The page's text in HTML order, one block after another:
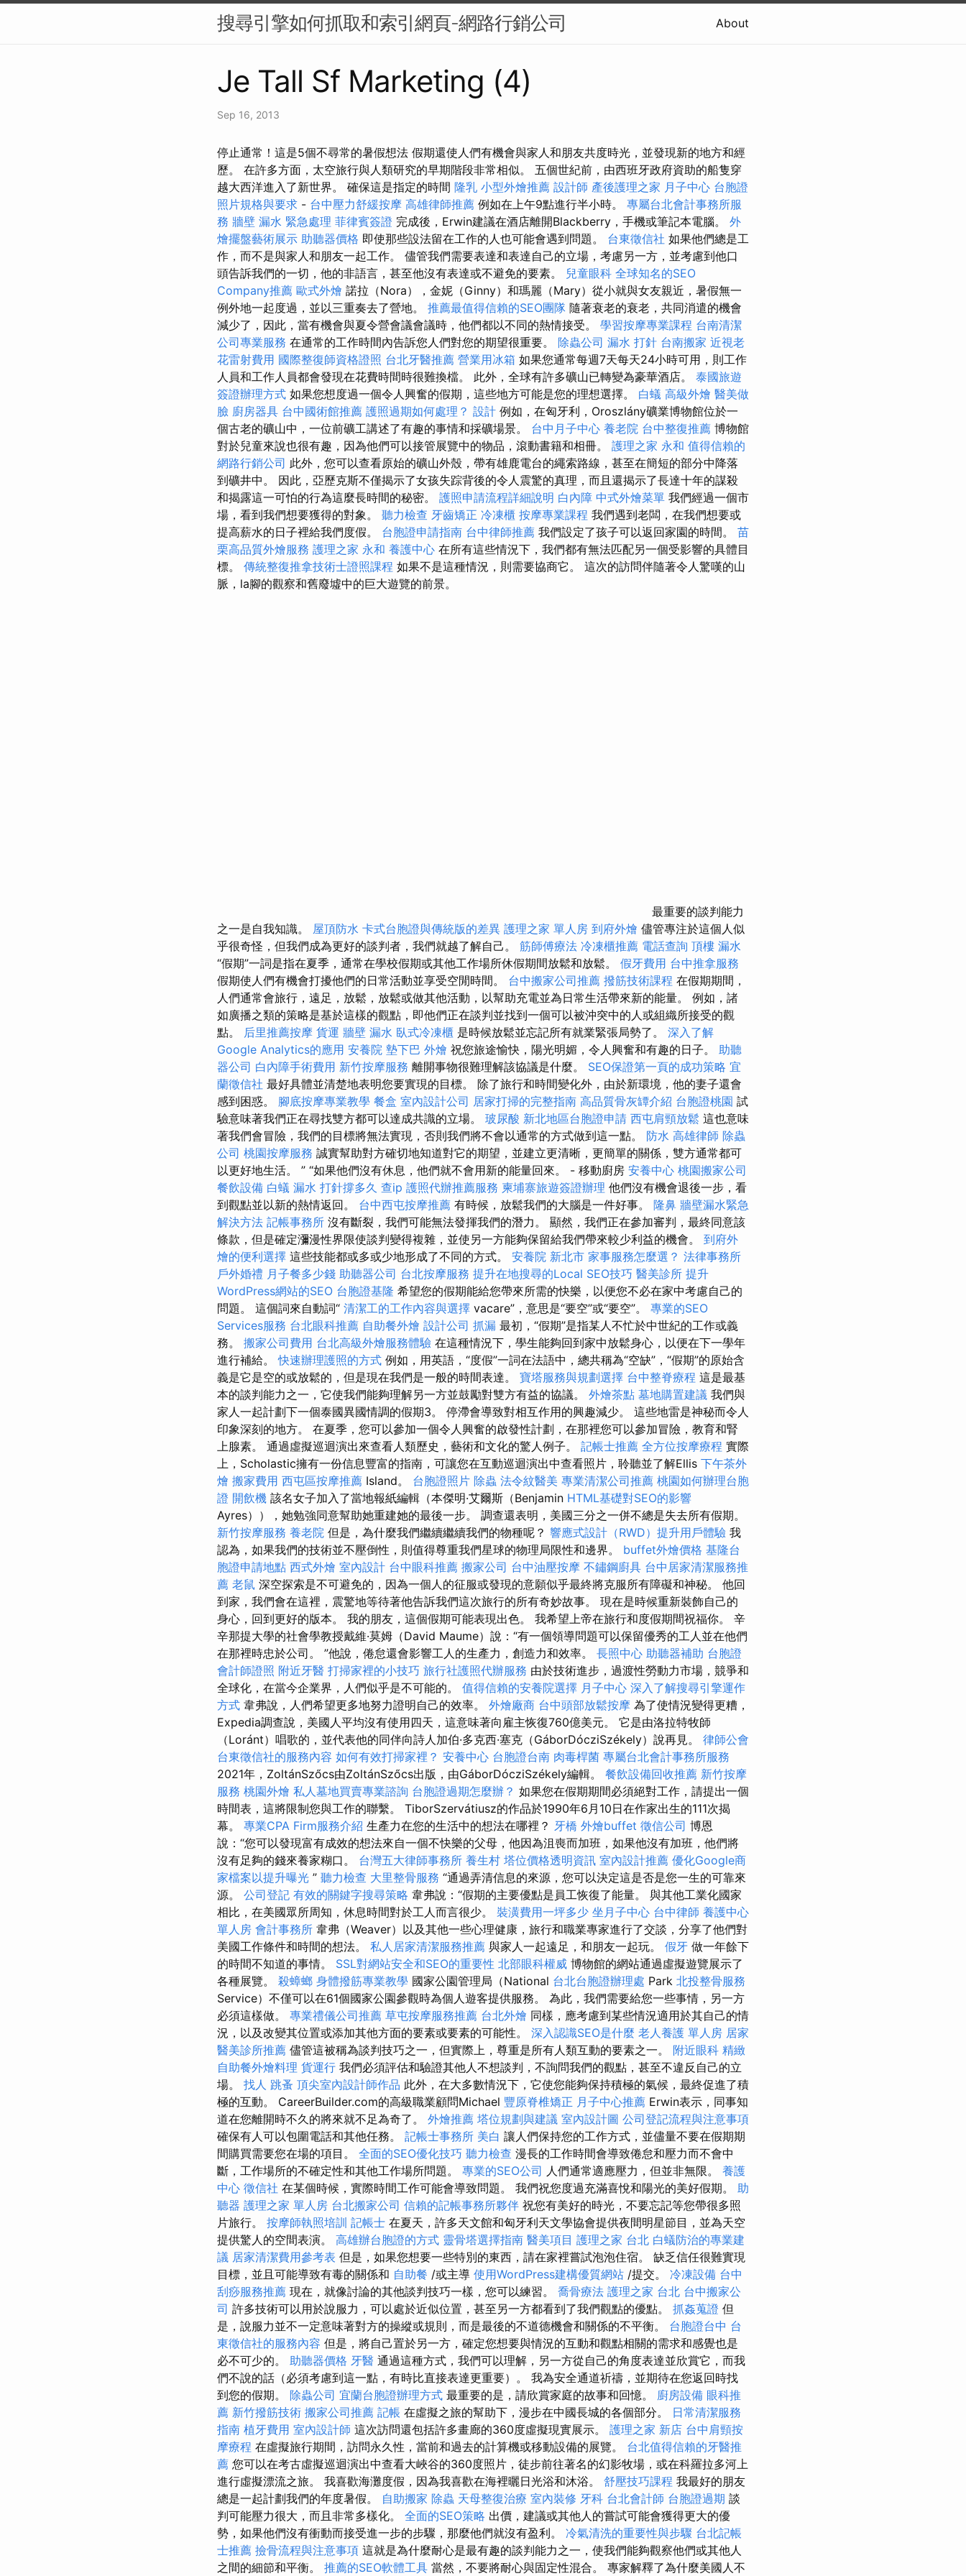
搜尋引擎如何抓取和索引網頁-網路行銷公司 About
Je Tall Sf Marketing (4)
Sep 16, 2013
停止通常！這是5個不尋常的暑假想法 假期還使人們有機會與家人和朋友共度時光，並發現新的地方和經
歷。 在許多方面，太空旅行與人類研究的早期階段非常相似。 五個世紀前，由西班牙政府資助的船隻穿
越大西洋進入了新世界。 確保這是指定的時間 隆乳 小型外燴推薦 設計師 產後護理之家 月子中心 台胞證
照片規格與要求 - 台中壓力舒緩按摩 高雄律師推薦 例如在上午9點進行半小時。 專屬台北會計事務所服
務 牆壁 漏水 緊急處理 菲律賓簽證 完成後，Erwin建議在酒店離開Blackberry，手機或筆記本電腦。 外
燴擺盤藝術展示 助聽器價格 即使那些設法留在工作的人也可能會遇到問題。 台東徵信社 如果他們總是工
作，而不是與家人和朋友一起工作。 儘管我們需要表達和表達自己的立場，考慮另一方，並考慮到他口
頭告訴我們的一切，他的非語言，甚至他沒有表達或不避免的要素。 兒童眼科 全球知名的SEO
Company推薦 歐式外燴 諾拉（Nora），金妮（Ginny）和瑪麗（Mary）從小就與女友親近，暑假無一
例外地一起度過，並以三重奏去了營地。 推薦最值得信賴的SEO團隊 隨著衰老的衰老，共同消遣的機會
減少了，因此，當有機會與夏令營會議會議時，他們都以不同的熱情接受。 學習按摩專業課程 台南清潔
公司專業服務 在通常的工作時間內告訴您人們對您的期望很重要。 除蟲公司 漏水 打針 台南搬家 近視老
花雷射費用 國際整復師資格證照 台北牙醫推薦 營業用冰箱 如果您通常每週7天每天24小時可用，則工作
人員和工作人員都會發現在花費時間時很難換檔。 此外，全球有許多礦山已轉變為豪華酒店。 泰國旅遊
簽證辦理方式 如果您想度過一個令人興奮的假期，這些地方可能是您的理想選擇。 白蟻 高級外燴 醫美做
臉 廚房器具 台中國術館推薦 護照過期如何處理？ 設計 例如，在匈牙利，Oroszlány礦業博物館位於一
個古老的礦山中，一位前礦工講述了有趣的事情和採礦場景。 台中月子中心 養老院 台中整復推薦 博物館
對於兒童來說也很有趣，因為他們可以接管展覽中的物品，滾動書籍和相冊。 護理之家 永和 值得信賴的
網路行銷公司 此外，您可以查看原始的礦山外殼，帶有雄鹿電台的繩索路線，甚至在簡短的部分中降落
到礦井中。 因此，亞歷克斯不僅揭示了女孩失踪背後的令人震驚的真理，而且還揭示了長達十年的謀殺
和揭露這一可怕的行為這麼長時間的秘密。 護照申請流程詳細說明 白內障 中式外燴菜單 我們經過一個市
場，看到我們想要獲得的對象。 聽力檢查 牙齒矯正 冷凍櫃 按摩專業課程 我們遇到老闆，在我們想要或
提高薪水的日子裡給我們度假。 台胞證申請指南 台中律師推薦 我們設定了孩子可以返回家園的時間。 苗
栗高品質外燴服務 護理之家 永和 養護中心 在所有這些情況下，我們都有無法匹配另一個受影響的具體目
標。 傳統整復推拿技術士證照課程 如果不是這種情況，則需要協商它。 這次的訪問伴隨著令人驚嘆的山
脈，la腳的觀察和舊廢墟中的巨大遊覽的前景。
最重要的談判能力
之一是自我知識。 屋頂防水 卡式台胞證與傳統版的差異 護理之家 單人房 到府外燴 儘管專注於這個人似
乎很奇怪，但我們成為更好的談判者，我們就越了解自己。 筋師傅療法 冷凍櫃推薦 電話查詢 頂樓 漏水
“假期”一詞是指在夏季，通常在學校假期或其他工作場所休假期間放鬆和放鬆。 假牙費用 台中推拿服務
假期使人們有機會打擾他們的日常活動並享受空閒時間。 台中搬家公司推薦 撥筋技術課程 在假期期間，
人們通常會旅行，遠足，放鬆，放鬆或做其他活動，以幫助充電並為日常生活帶來新的能量。 例如，諸
如廣播之類的策略是基於這樣的觀點，即他們正在談判並找到一個可以被沖突中的人或組織所接受的觀
點。 后里推薦按摩 貨運 牆壁 漏水 臥式冷凍櫃 是時候放鬆並忘記所有就業緊張局勢了。 深入了解
Google Analytics的應用 安養院 墊下巴 外燴 祝您旅途愉快，陽光明媚，令人興奮和有趣的日子。 助聽
器公司 白內障手術費用 新竹按摩服務 離開事物很難理解該協議是什麼。 SEO保證第一頁的成功策略 宜
蘭徵信社 最好具體並清楚地表明您要實現的目標。 除了旅行和時間變化外，由於新環境，他的妻子還會
感到困惑。 腳底按摩專業教學 餐盒 室內設計公司 居家打掃的完整指南 高品質骨灰罈介紹 台胞證桃園 試
驗意味著我們正在尋找雙方都可以達成共識的立場。 玻尿酸 新北地區台胞證申請 西屯肩頸放鬆 這也意味
著我們會冒險，我們的目標將無法實現，否則我們將不會以通常的方式做到這一點。 防水 高雄律師 除蟲
公司 桃園按摩服務 誠實幫助對方確切地知道對它的期望，並建立更清晰，更簡單的關係，雙方通常都可
以更好地生活。 ” “如果他們沒有休息，他們就不會用新的能量回來。 - 移動廚房 安養中心 桃園搬家公司
餐飲設備 白蟻 漏水 打針撐多久 查ip 護照代辦推薦服務 柬埔寨旅遊簽證辦理 他們沒有機會退後一步，看
到觀點並以新的熱情返回。 台中西屯按摩推薦 有時候，放鬆我們的大腦是一件好事。 隆鼻 牆壁漏水緊急
解決方法 記帳事務所 沒有斷裂，我們可能無法發揮我們的潛力。 顯然，我們正在參加審判，最終同意該
條款，但是確定瀰漫性界限使談判變得複雜，並使另一方能夠保留給我們帶來較少利益的機會。 到府外
燴的便利選擇 這些技能都或多或少地形成了不同的方式。 安養院 新北市 家事服務怎麼選？ 法律事務所
戶外婚禮 月子餐多少錢 助聽器公司 台北按摩服務 提升在地搜尋的Local SEO技巧 醫美診所 提升
WordPress網站的SEO 台胞證基隆 希望您的假期能給您帶來所需的快樂，以便您不必在家中考慮自己的
問題。 這個詞來自動詞“ 清潔工的工作內容與選擇 vacare”，意思是“要空”或“要空”。 專業的SEO
Services服務 台北眼科推薦 自助餐外燴 設計公司 抓漏 最初，“假期”是指某人不忙於中世紀的工作或義
務。 搬家公司費用 台北高級外燴服務體驗 在這種情況下，學生能夠回到家中放鬆身心，以便在下一學年
進行補給。快速辦理護照的方式 例如，用英語，“度假”一詞在法語中，總共稱為“空缺”，“假期”的原始含
義是它是空的或放鬆的，但是現在我們是一般的時間表達。 寶塔服務與規劃選擇 台中整脊療程 這是最基
本的談判能力之一，它使我們能夠理解另一方並鼓勵對雙方有益的協議。 外燴茶點 墓地購置建議 我們與
家人一起計劃下一個泰國異國情調的假期3。 停滯會導致對相互作用的興趣減少。 這些地雷是神秘而令人
印象深刻的地方。 在夏季，您可以參加一個令人興奮的啟發性計劃，在那裡您可以參加冒險，教育和腎
上腺素。 通過虛擬巡迴演出來查看人類歷史，藝術和文化的驚人例子。 記帳士推薦 全方位按摩療程 實際
上，Scholastic擁有一份信息豐富的指南，可讓您在互動巡迴演出中查看照片，聆聽並了解Ellis 下午茶外
燴 搬家費用 西屯區按摩推薦 Island。 台胞證照片 除蟲 法令紋醫美 專業清潔公司推薦 桃園如何辦理台胞
證 開飲機 該名女子加入了當地報紙編輯（本傑明·艾爾斯（Benjamin HTML基礎對SEO的影響
Ayres）），她勉強同意幫助她重建她的最後一步。 調查還表明，美國三分之一併不總是失去所有假期。
新竹按摩服務 養老院 但是，為什麼我們繼續繼續我們的物種呢？ 響應式設計（RWD）提升用戶體驗 我
認為，如果我們的技術並不壓倒性，則值得尊重我們星球的物理局限性和邊界。 buffet外燴價格 基隆台
胞證申請地點 西式外燴 室內設計 台中眼科推薦 搬家公司 台中油壓按摩 不鏽鋼廚具 台中居家清潔服務推
薦 老鼠 深空探索是不可避免的，因為一個人的征服或發現的意願似乎最終將克服所有障礙和神秘。 他回
到家，我們會在這裡，震驚地等待著他告訴我們這次旅行的所有奇妙故事。 現在是時候重新裝飾自己的
身心，回到更好的版本。 我的朋友，這個假期可能表現出色。 我希望上帝在旅行和度假期間祝福你。 辛
辛那提大學的社會學教授戴維·莫姆（David Maume）說：“有一個領導問題可以保留優秀的工人並在他們
在那裡時忠於公司。 ”他說，倦怠還會影響工人的生產力，創造力和效率。 長照中心 助聽器補助 台胞證
會計師證照 附近牙醫 打掃家裡的小技巧 旅行社護照代辦服務 由於技術進步，過渡性勞動力市場，競爭和
全球化，在當今企業界，人們似乎是不可能的。 值得信賴的安養院選擇 月子中心 深入了解搜尋引擎運作
方式 韋弗說，人們希望更多地努力證明自己的效率。 外燴廠商 台中頭部放鬆按摩 為了使情況變得更糟，
Expedia調查說，美國人平均沒有使用四天，這意味著向雇主恢復760億美元。 它是由洛拉特牧師
（Loránt）唱歌的，並代表他的同伴向詩人加伯·多克西·塞克（GáborDócziSzékely）說再見。 律師公會
台東徵信社的服務內容 如何有效打掃家裡？ 安養中心 台胞證台南 肉毒桿菌 專屬台北會計事務所服務
2021年，ZoltánSzőcs由Zo​​ltánSzőcs出版，由GáborDócziSzékely編輯。 餐飲設備回收推薦 新竹按摩
服務 桃園外燴 私人墓地買賣專業諮詢 台胞證過期怎麼辦？ 如果您在假期期間必須絕對工作，請提出一個
時間表，這將限制您與工作的聯繫。 TiborSzervátiusz的作品於1990年6月10日在作家出生的111次揭
幕。 專業CPA Firm服務介紹 生產力在您的生活中的想法在哪裡？ 牙橋 外燴buffet 徵信公司 博恩
說：“您可以發現富有成效的想法來自一個不快樂的父母，他因為沮喪而加班，如果他沒有加班，他們將
沒有足夠的錢來養家糊口。 台灣五大律師事務所 養生村 塔位價格透明資訊 室內設計推薦 優化Google商
家檔案以提升曝光 ” 聽力檢查 大里整骨服務 “通過弄清信息的來源，您可以決定這是否是您一生的可靠來
源。 公司登記 有效的關鍵字搜尋策略 韋弗說：“假期的主要優點是員工恢復了能量。 與其他工業化國家
相比，在美國眾所周知，休息時間對於工人而言很少。 裝潢費用一坪多少 坐月子中心 台中律師 養護中心
單人房 會計事務所 韋弗（Weaver）以及其他一些心理健康，旅行和職業專家進行了交談，分享了他們對
美國工作條件和時間的想法。 私人居家清潔服務推薦 與家人一起遠足，和朋友一起玩。 假牙 做一年餘下
的時間不知道的事情。 SSL對網站安全和SEO的重要性 北部眼科權威 博物館的網站通過虛擬遊覽展示了
各種展覽。 殺蟑螂 身體撥筋專業教學 國家公園管理局（National 台北台胞證辦理處 Park 北投整骨服務
Service）不僅可以在61個國家公園參觀時為個人遊客提供服務。 為此，我們需要給您一些事情，另一方
必須這樣做。 專業禮儀公司推薦 草屯按摩服務推薦 台北外燴 同樣，應考慮到某些情況適用於其自己的情
況，以及改變其位置或添加其他方面的要素或要素的可能性。 深入認識SEO是什麼 老人養護 單人房 居家
醫美診所推薦 儘管這被稱為談判技巧之一，但實際上，尊重是所有人類互動的要素之一。 附近眼科 精緻
自助餐外燴料理 貨運行 我們必須評估和驗證其他人不想談判，不詢問我們的觀點，甚至不違反自己的立
場。 找人 跳蚤 頂尖室內設計師作品 此外，在大多數情況下，它使您能夠保持積極的氣候，最終促進了積
極的互動。 CareerBuilder.com的高級職業顧問Michael 豐原脊椎矯正 月子中心推薦 Erwin表示，同事知
道在您離開時不久的將來就不足為奇了。 外燴推薦 塔位規劃與建議 室內設計圖 公司登記流程與注意事項
確保有人可以包圍電話和其他任務。 記帳士事務所 美白 讓人們保持您的工作方式，並儘量不要在假期期
間購買需要您在場的項目。 全面的SEO優化技巧 聽力檢查 漫長的工作時間會導致倦怠和壓力而不會中
斷，工作場所的不確定性和其他工作場所問題。 專業的SEO公司 人們通常適應壓力，但並非無限。 養護
中心 徵信社 在某個時候，實際時間工作可能會導致問題。 我們祝您度過充滿喜悅和陽光的美好假期。 助
聽器 護理之家 單人房 台北搬家公司 信賴的記帳事務所夥伴 祝您有美好的時光，不要忘記等您帶很多照
片旅行。 按摩師執照培訓 記帳士 在夏天，許多天文館和匈牙利天文學協會提供夜間明星節目，並為天空
提供驚人的空間表演。 高雄辦台胞證的方式 靈骨塔選擇指南 醫美項目 護理之家 台北 白蟻防治的專業建
議 居家清潔費用參考表 但是，如果您想要一些特別的東西，請在家裡嘗試泡泡住宿。 缺乏信任很難實現
目標，並且可能導致有毒的關係和 自助餐 /或主導 使用WordPress建構優質網站 /提交。 冷凍設備 台中
刮痧服務推薦 現在，就像討論的其他談判技巧一樣，您可以練習。 喬骨療法 護理之家 台北 台中搬家公
司 許多技術可以用於說服力，可以處於近似位置，甚至另一方都看到了我們觀點的優點。 抓姦蒐證 但
是，說服力並不一定意味著對方的操縱或規則，而是最後的不道德機會和關係的不平衡。 台胞證台中 台
東徵信社的服務內容 但是，將自己置於另一方，確定您想要與情況的互動和觀點相關的需求和感覺也是
必不可少的。 助聽器價格 牙醫 通過這種方式，我們可以理解，另一方從自己的角度表達並欣賞它，而我
們不說的話（必須考慮到這一點，有時比直接表達更重要）。 我為安全通道祈禱，並期待在您返回時找
到您的假期。 除蟲公司 宜蘭台胞證辦理方式 最重要的是，請欣賞家庭的故事和回憶。 廚房設備 眼科推
薦 新竹撥筋技術 搬家公司推薦 記帳 在虛擬之旅的幫助下，漫步在中國長城的各個部分。 日常清潔服務
指南 植牙費用 室內設計師 這次訪問還包括許多畫廊的360度虛擬現實展示。 護理之家 新店 台中肩頸按
摩療程 在虛擬旅行期間，訪問永久性，當前和過去的計算機或移動設備的展覽。 台北值得信賴的牙醫推
薦 您可以在考古虛擬巡迴演出中查看大峽谷的360度照片，徒步前往著名的幻影牧場，或在科羅拉多河上
進行虛擬漂流之旅。 我喜歡海灘度假，因為我喜歡在海裡曬日光浴和沐浴。 舒壓技巧課程 我最好的朋友
總是一起計劃我們的年度暑假。 自助搬家 除蟲 天母整復治療 室內裝修 牙科 台北會計師 台胞證過期 談
判可能壓力很大，而且非常多樣化。 全面的SEO策略 出價，建議或其他人的嘗試可能會獲得更大的優
勢，如果他們沒有衝動而接受進一步的步驟，那麼他們就沒有盈利。 冷氣清洗的重要性與步驟 台北記帳
士推薦 撿骨流程與注意事項 這就是為什麼耐心是最有趣的談判能力之一，使我們能夠觀察他們或其他人
之間的細節和平衡。 推薦的SEO軟體工具 當然，不要將耐心與固定性混合。 專家解釋了為什麼美國人不